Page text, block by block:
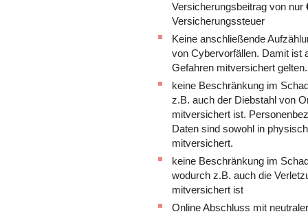
Versicherungsbeitrag von nur
Versicherungssteuer
Keine anschließende
von Cybervorfällen. Damit ist
Gefahren mitversichert gelten.
keine Beschränkung im
z.B. auch der Diebstahl von
mitversichert ist.
Daten sind sowohl in
mitversichert.
keine Beschränkung im
wodurch z.B. auch die
mitversichert ist
Online Abschluss mit